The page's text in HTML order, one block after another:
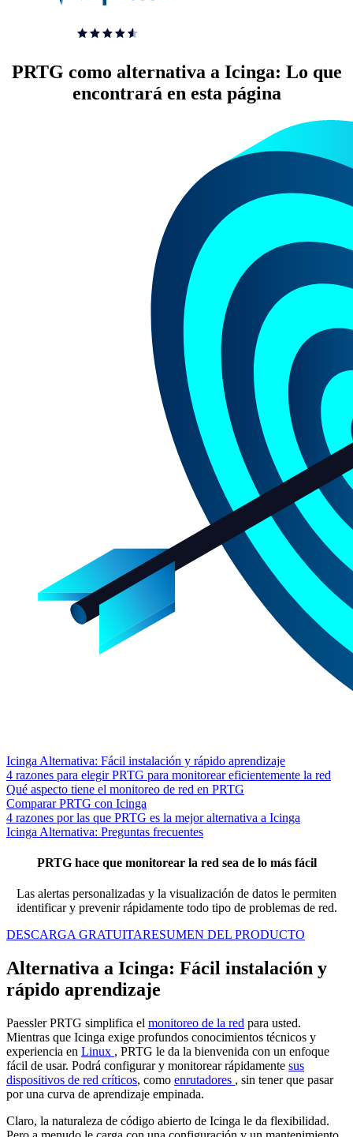
PRTG como alternativa a Icinga: Lo que
encontrará en esta página
Icinga Alternativa: Fácil instalación y rápido aprendizaje
4 razones para elegir PRTG para monitorear eficientemente la red
Qué aspecto tiene el monitoreo de red en PRTG
Comparar PRTG con Icinga
4 razones por las que PRTG es la mejor alternativa a Icinga
Icinga Alternativa: Preguntas frecuentes
PRTG hace que monitorear la red sea de lo más fácil
Las alertas personalizadas y la visualización de datos le permiten
identificar y prevenir rápidamente todo tipo de problemas de red.
DESCARGA GRATUITARESUMEN DEL PRODUCTO
Alternativa a Icinga: Fácil instalación y
rápido aprendizaje
Paessler PRTG simplifica el monitoreo de la red para usted.
Mientras que Icinga exige profundos conocimientos técnicos y
experiencia en Linux , PRTG le da la bienvenida con un enfoque
fácil de usar. Podrá configurar y monitorear rápidamente sus
dispositivos de red críticos, como enrutadores , sin tener que pasar
por una curva de aprendizaje empinada.
Claro, la naturaleza de código abierto de Icinga le da flexibilidad.